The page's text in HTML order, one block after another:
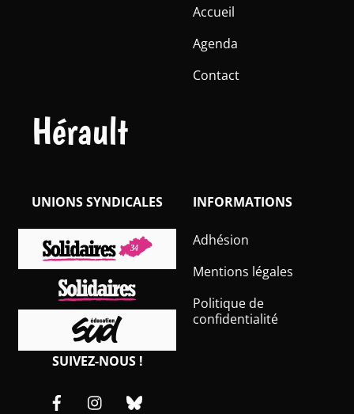
Hérault
Accueil
Agenda
Contact
INFORMATIONS
Adhésion
Mentions légales
Politique de
confidentialité
SUIVEZ-NOUS !
FacebookInstagram
UNIONS SYNDICALES